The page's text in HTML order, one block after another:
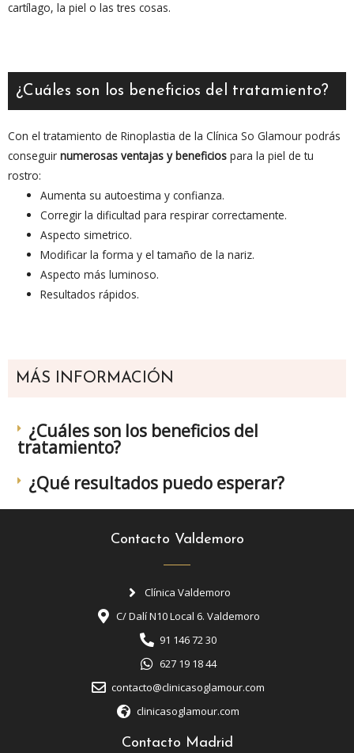
cartílago, la piel o las tres cosas.
¿Cuáles son los beneficios del tratamiento?
Con el tratamiento de Rinoplastia de la Clínica So Glamour podrás
conseguir numerosas ventajas y beneficios para la piel de tu
rostro:
Aumenta su autoestima y confianza.
Corregir la dificultad para respirar correctamente.
Aspecto simetrico.
Modificar la forma y el tamaño de la nariz.
Aspecto más luminoso.
Resultados rápidos.
MÁS INFORMACIÓN
¿Cuáles son los beneficios del
tratamiento?
¿Qué resultados puedo esperar?
Contacto Valdemoro
Clínica Valdemoro
C/ Dalí N10 Local 6. Valdemoro
91 146 72 30
627 19 18 44
contacto@clinicasoglamour.com
clinicasoglamour.com
Contacto Madrid